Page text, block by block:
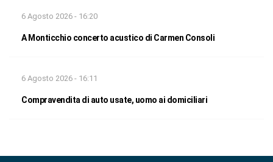
6 Agosto 2026 - 16:20
A Monticchio concerto acustico di Carmen Consoli
6 Agosto 2026 - 16:11
Compravendita di auto usate, uomo ai domiciliari